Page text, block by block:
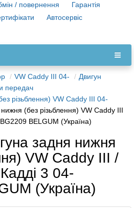
/ повернення
Гарантія
Автосервіс
VW Caddy III 04-
Двигун
передач
різьблення) VW Caddy III 04-
(без різьблення) VW Caddy III
BELGUM (Україна)
задня нижня
VW Caddy III /
3 04-
(Україна)